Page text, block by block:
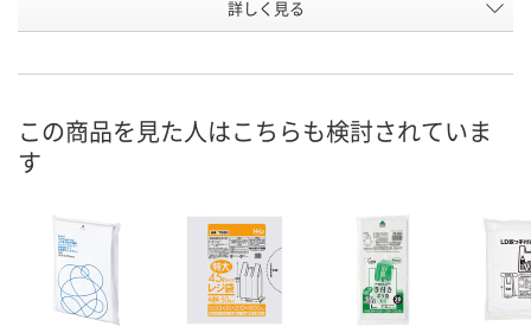
1947566 2060474
お届け日 8月8日（土） 8月8日（土）
ついてご連絡
数量
カゴへ
数量
カゴへ カ
詳しく見る
この商品を見た人はこちらも検討されていま
す